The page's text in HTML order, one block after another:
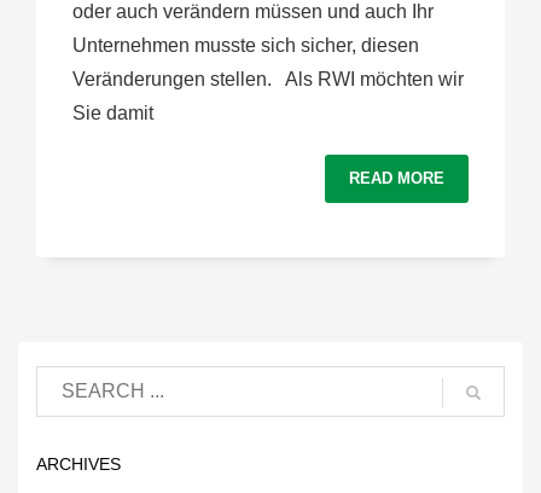
oder auch verändern müssen und auch Ihr
Unternehmen musste sich sicher, diesen
Veränderungen stellen. Als RWI möchten wir
Sie damit
READ MORE
ARCHIVES